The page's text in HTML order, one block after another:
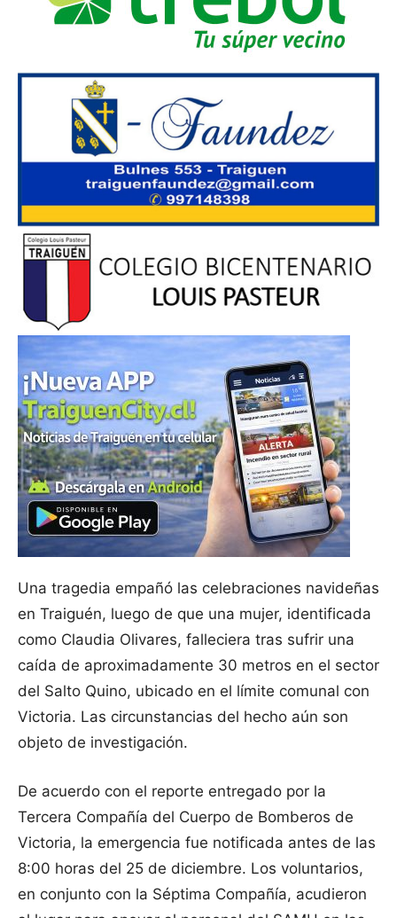
Una tragedia empañó las celebraciones navideñas
en Traiguén, luego de que una mujer, identificada
como Claudia Olivares, falleciera tras sufrir una
caída de aproximadamente 30 metros en el sector
del Salto Quino, ubicado en el límite comunal con
Victoria. Las circunstancias del hecho aún son
objeto de investigación.
De acuerdo con el reporte entregado por la
Tercera Compañía del Cuerpo de Bomberos de
Victoria, la emergencia fue notificada antes de las
8:00 horas del 25 de diciembre. Los voluntarios,
en conjunto con la Séptima Compañía, acudieron